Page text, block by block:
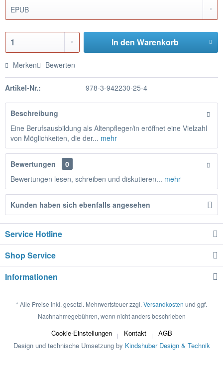
In den Warenkorb
Merken Bewerten
Artikel-Nr.: 978-3-942230-25-4
Beschreibung
Eine Berufsausbildung als Altenpfleger/in eröffnet eine Vielzahl
von Möglichkeiten, die der... mehr
Bewertungen
0
Bewertungen lesen, schreiben und diskutieren... mehr
Kunden haben sich ebenfalls angesehen
Service Hotline
Shop Service
Informationen
* Alle Preise inkl. gesetzl. Mehrwertsteuer zzgl. Versandkosten und ggf.
Nachnahmegebühren, wenn nicht anders beschrieben
Cookie-Einstellungen Kontakt
AGB
Design und technische Umsetzung by Kindshuber Design & Technik